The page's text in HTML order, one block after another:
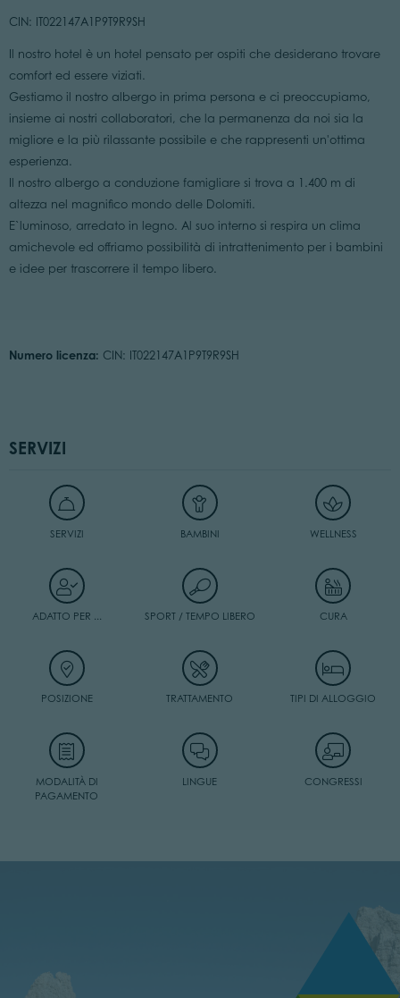
CIN: IT022147A1P9T9R9SH
Il nostro hotel è un hotel pensato per ospiti che desiderano trovare
comfort ed essere viziati.
Gestiamo il nostro albergo in prima persona e ci preoccupiamo,
insieme ai nostri collaboratori, che la permanenza da noi sia la
migliore e la più rilassante possibile e che rappresenti un'ottima
esperienza.
Il nostro albergo a conduzione famigliare si trova a 1.400 m di
altezza nel magnifico mondo delle Dolomiti.
E`luminoso, arredato in legno. Al suo interno si respira un clima
amichevole ed offriamo possibilità di intrattenimento per i bambini
e idee per trascorrere il tempo libero.
Numero licenza: CIN: IT022147A1P9T9R9SH
SERVIZI
SERVIZI BAMBINI WELLNESS
ADATTO PER ... SPORT / TEMPO LIBERO CURA
POSIZIONE TRATTAMENTO TIPI DI ALLOGGIO
MODALITÀ DI
PAGAMENTO
LINGUE CONGRESSI